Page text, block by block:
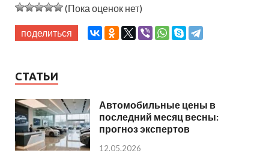
(Пока оценок нет)
поделиться
СТАТЬИ
Автомобильные цены в
последний месяц весны:
прогноз экспертов
12.05.2026